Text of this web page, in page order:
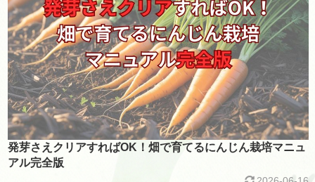
発芽さえクリアすればOK！畑で育てるにんじん栽培マニュ
アル完全版